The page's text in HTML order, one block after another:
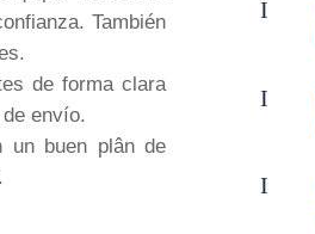
También
de forma clara
envío.
un buen plân de
I
I
I